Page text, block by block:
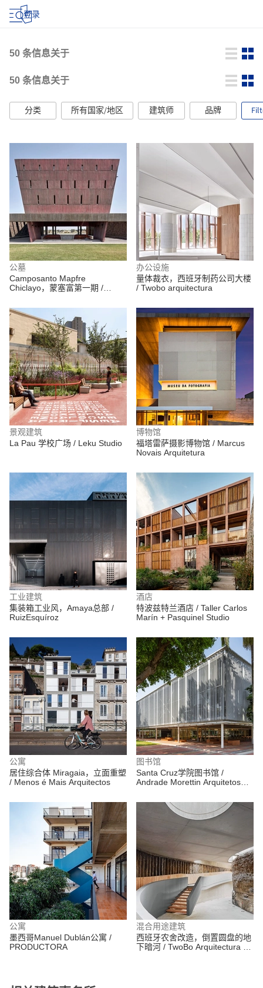
登录
50 条信息关于
50 条信息关于
分类 所有国家/地区 建筑师 品牌
公墓
Camposanto Mapfre
Chiclayo，蒙塞富第一期 /
办公设施
量体裁衣，西班牙制药公司大楼
/ Twobo arquitectura
景观建筑
La Pau 学校广场 / Leku Studio
博物馆
福塔雷萨摄影博物馆 / Marcus
Novais Arquitetura
工业建筑
集装箱工业风，Amaya总部 /
RuizEsquíroz
酒店
特波兹特兰酒店 / Taller Carlos
Marín + Pasquinel Studio
公寓
居住综合体 Miragaia，立面重塑
/ Menos é Mais Arquitectos
图书馆
Santa Cruz学院图书馆 /
Andrade Morettin Arquitetos
公寓
墨西哥Manuel Dublán公寓 /
PRODUCTORA
混合用途建筑
西班牙农舍改造，倒置圆盘的地
下暗河 / TwoBo Arquitectura +